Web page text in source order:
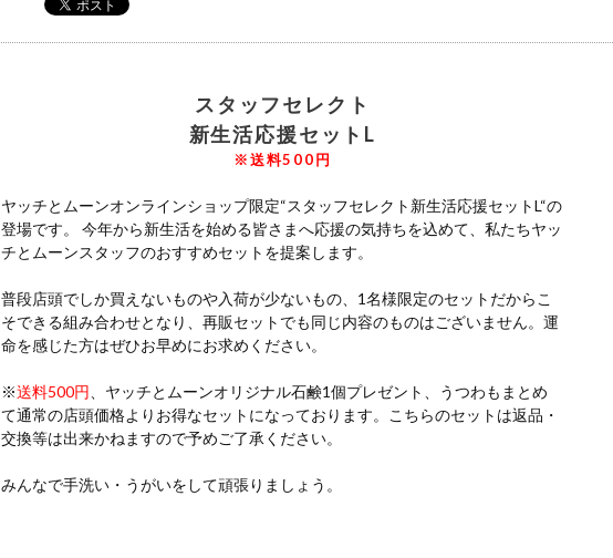
スタッフセレクト
新生活応援セットL
※送料500円
ヤッチとムーンオンラインショップ限定“スタッフセレクト新生活応援セットL“の
登場です。 今年から新生活を始める皆さまへ応援の気持ちを込めて、私たちヤッ
チとムーンスタッフのおすすめセットを提案します。
普段店頭でしか買えないものや入荷が少ないもの、1名様限定のセットだからこ
そできる組み合わせとなり、再販セットでも同じ内容のものはございません。運
命を感じた方はぜひお早めにお求めください。
※送料500円、ヤッチとムーンオリジナル石鹸1個プレゼント、うつわもまとめ
て通常の店頭価格よりお得なセットになっております。こちらのセットは返品・
交換等は出来かねますので予めご了承ください。
みんなで手洗い・うがいをして頑張りましょう。